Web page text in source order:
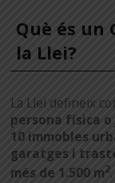
Què és un
la Llei?
La Llei defineix
persona física
10 immobles
garatges i
més de 1.500 m2.